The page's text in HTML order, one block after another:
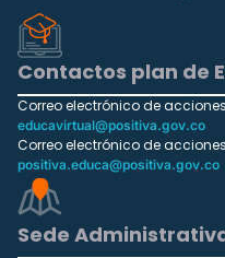
Contactos plan de
Correo electrónico de
educavirtual@positiva.gov.co
Correo electrónico de
positiva.educa@positiva.gov.co
Sede